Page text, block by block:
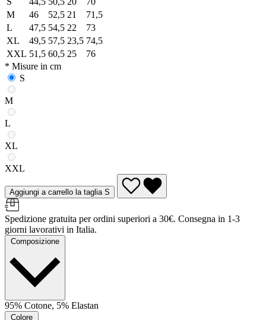
M
46 52,5 21
71,5
L
47,5 54,5 22
73
XL
49,5 57,5 23,5 74,5
XXL 51,5 60,5 25
76
* Misure in cm
S
M
L
XL
XXL
Aggiungi a carrello la taglia S
Spedizione gratuita per ordini superiori a 30€. Consegna in 1-3
giorni lavorativi in Italia.
Composizione
95% Cotone, 5% Elastan
Colore